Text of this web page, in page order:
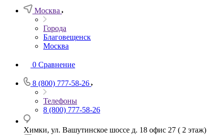
Москва
Города
Благовещенск
Москва
0 Сравнение
8 (800) 777-58-26
Телефоны
8 (800) 777-58-26
Химки, ул. Вашутинское шоссе д. 18 офис 27 ( 2 этаж)